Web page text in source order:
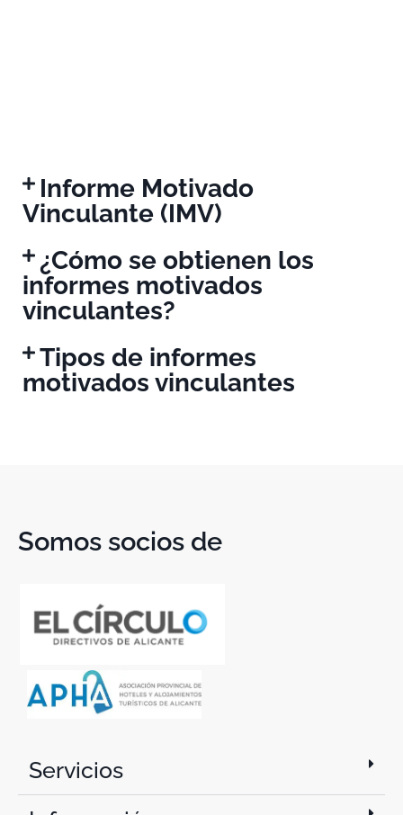
Informe Motivado
Vinculante (IMV)
¿Cómo se obtienen los
informes motivados
vinculantes?
Tipos de informes
motivados vinculantes
Somos socios de
Servicios